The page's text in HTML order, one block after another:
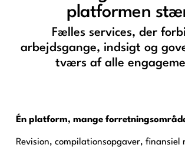
platformen
Fælles services, der
arbejdsgange, indsigt og
tværs af alle
Én platform, mange
Revision, compilationsopgaver, finansiel